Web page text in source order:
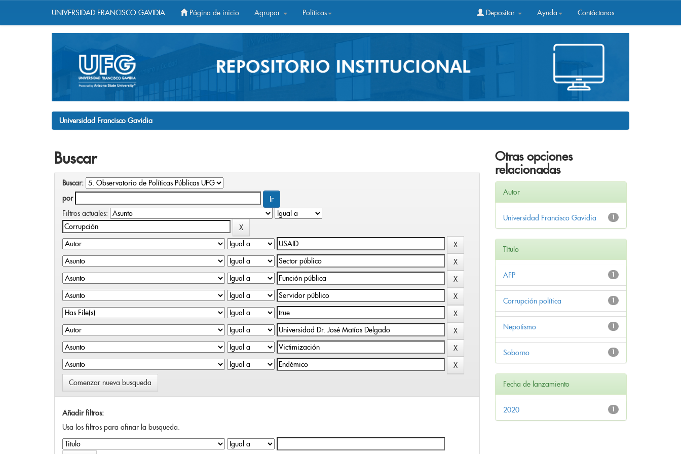
UNIVERSIDAD FRANCISCO GAVIDIA Página de inicio Agrupar Políticas Depositar Ayuda Contáctanos
Universidad Francisco Gavidia
Buscar
Buscar:
por
Filtros actuales:
Comenzar nueva busqueda
Añadir filtros:
Usa los filtros para afinar la busqueda.
Otras opciones
relacionadas
Autor
1
Universidad Francisco Gavidia
Título
1
AFP
1
Corrupción política
1
Nepotismo
1
Soborno
Fecha de lanzamiento
1
2020